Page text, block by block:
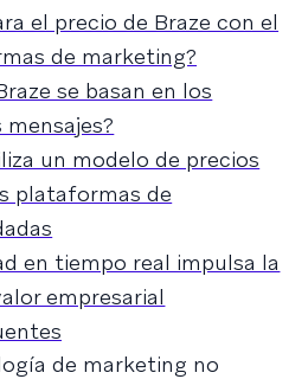
de la estrategia, el
que interactúa y el
El procesamiento de
respalda este enfoque,
de precios con un
medible.
el precio de Braze con el
de marketing?
se basan en los
un modelo de precios
plataformas de
en tiempo real impulsa la
empresarial
de marketing no